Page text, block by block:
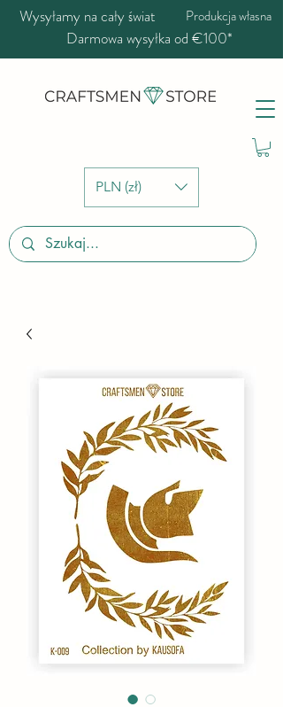
PLN (zł)
Wysyłamy na cały świat Produkcja własna
Darmowa wysyłka od €100*